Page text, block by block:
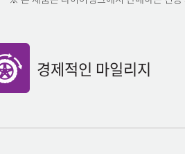
경제적인 마일리지